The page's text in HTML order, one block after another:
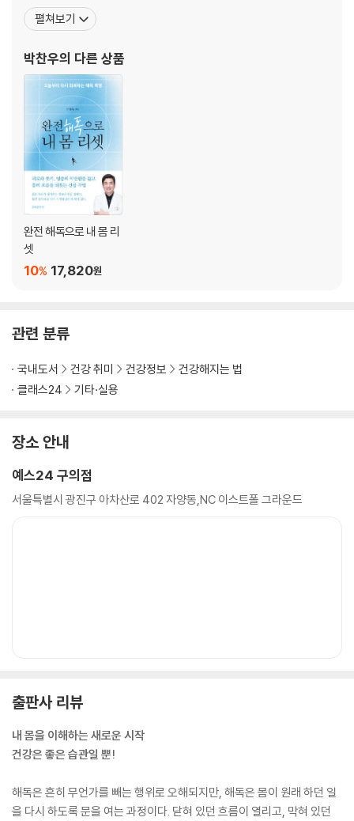
가지를 실천하고, 그것이 습관이 되도록 이끌자’라는 신념 아래 자칫
딱딱해질 수 있는 건강 강연을 재미있게 풀어내며 시민·공공기관·기
건 전문가를 대상으로 하는 푸드테라피 교육도 활발히
펼쳐보기
박찬우의 다른 상품
완전 해독으로 내 몸 리
셋
17,820원
10%
관련 분류
국내도서 건강 취미 건강정보
건강해지는 법
클래스24
기타·실용
장소 안내
예스24 구의점
서울특별시 광진구 아차산로 402 자양동,NC 이스트폴 그라운드
출판사 리뷰
내 몸을 이해하는 새로운 시작
건강은 좋은 습관일 뿐!
해독은 흔히 무언가를 빼는 행위로 오해되지만, 해독은 몸이 원래 하던 일
을 다시 하도록 문을 여는 과정이다. 닫혀 있던 흐름이 열리고, 막혀 있던